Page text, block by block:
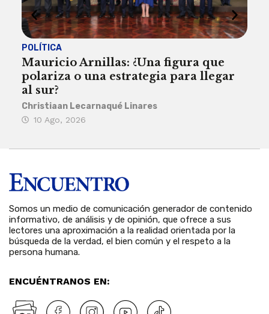
POLÍTICA
Mauricio Arnillas: ¿Una figura que
polariza o una estrategia para llegar
al sur?
Christiaan Lecarnaqué Linares
10 Ago, 2026
Somos un medio de comunicación generador de contenido
informativo, de análisis y de opinión, que ofrece a sus
lectores una aproximación a la realidad orientada por la
búsqueda de la verdad, el bien común y el respeto a la
persona humana.
ENCUÉNTRANOS EN: